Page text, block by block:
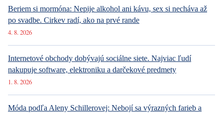
Beriem si mormóna: Nepije alkohol ani kávu, sex si necháva až
po svadbe. Cirkev radí, ako na prvé rande
4. 8. 2026
Internetové obchody dobývajú sociálne siete. Najviac ľudí
nakupuje software, elektroniku a darčekové predmety
1. 8. 2026
Móda podľa Aleny Schillerovej: Nebojí sa výrazných farieb a